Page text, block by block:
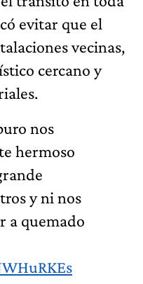
evitar que el
vecinas,
cercano y
nos
hermoso
y ni nos
a quemado